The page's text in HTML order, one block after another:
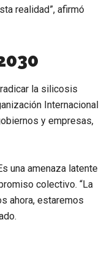
realidad”, afirmó
la silicosis
Internacional
y empresas,
una amenaza latente
colectivo. “La
ahora, estaremos